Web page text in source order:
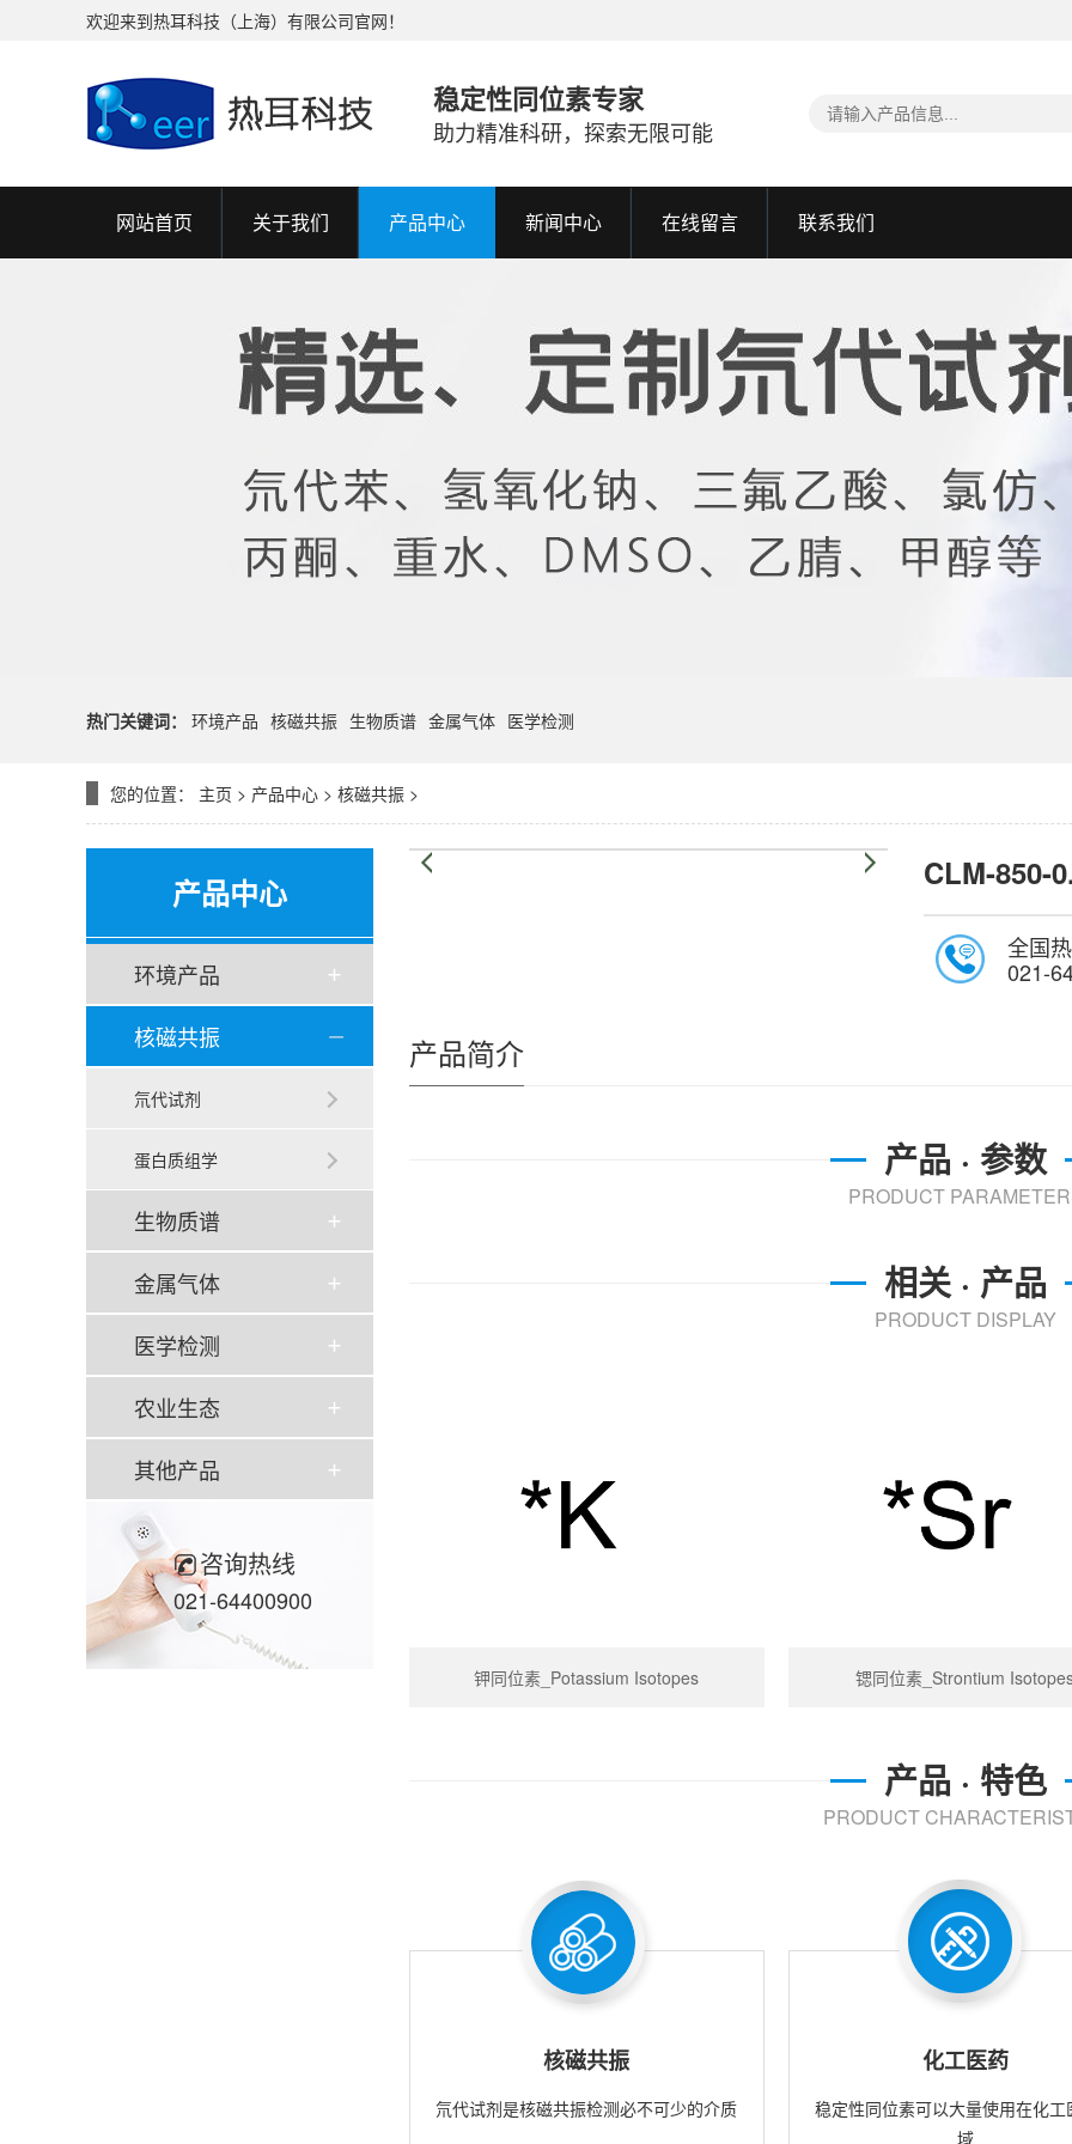
欢迎来到热耳科技（上海）有限公司官网！
稳定性同位素专家
助力精准科研，探索无限可能
网站首页 关于我们 产品中心 新闻中心 在线留言 联系我们
热门关键词： 环境产品 核磁共振 生物质谱 金属气体 医学检测
您的位置： 主页 > 产品中心 > 核磁共振 >
产品中心
环境产品
核磁共振
氘代试剂
蛋白质组学
生物质谱
金属气体
医学检测
农业生态
其他产品
咨询热线
021-64400900
CLM-850-
全国
021-
产品简介
产品 · 参数
PRODUCT
相关 · 产品
PRODUCT DISPLAY
钾同位素_Potassium Isotopes 锶同位素_Strontium
产品 · 特色
PRODUCT
核磁共振
氘代试剂是核磁共振检测必不可少的介质
化工医药
稳定性同位素可以大量使用在化工
域